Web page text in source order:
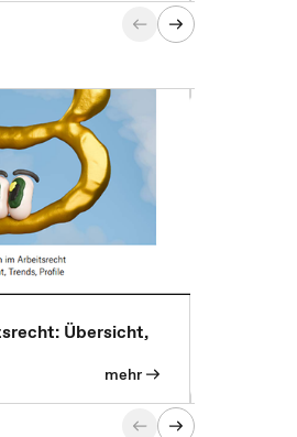
Übersicht,
mehr